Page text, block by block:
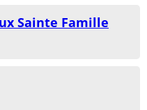
Sainte Famille